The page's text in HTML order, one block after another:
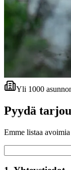
Yli 1000
Pyydä
Emme listaa